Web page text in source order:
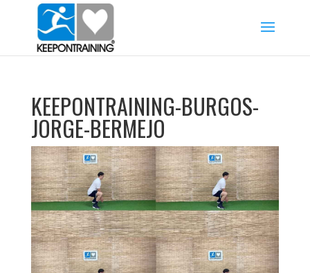
KEEPONTRAINING-BURGOS-
JORGE-BERMEJO